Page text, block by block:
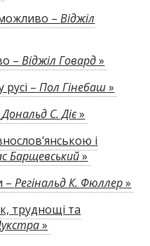
–Віджіл
–Віджіл Говард»
русі –Пол Гінебаш»
Дональд С. Діє»
і
Барщевський»
–Регінальд К. Фюллер»
труднощі та
»